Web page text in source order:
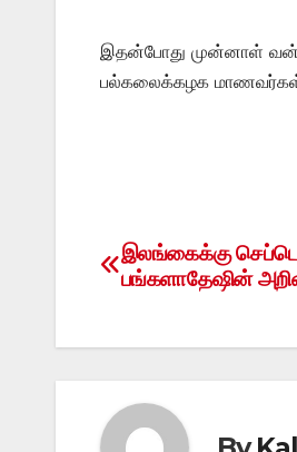
இதன்போது முன்னாள்
பல்கலைக்கழக மாணவர்கள்
Post
இலங்கைக்கு
பங்களாதேஷின்